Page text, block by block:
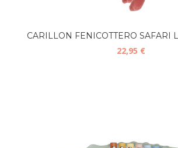
CARILLON FENICOTTERO SAFARI
22,95 €